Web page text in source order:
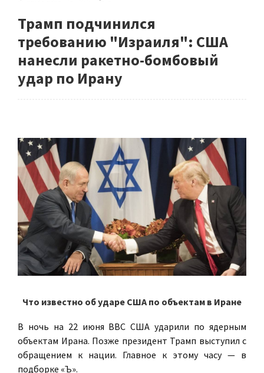
Трамп подчинился
требованию "Израиля": США
нанесли ракетно-бомбовый
удар по Ирану
Что известно об ударе США по объектам в Иране
В ночь на 22 июня ВВС США ударили по ядерным
объектам Ирана. Позже президент Трамп выступил с
обращением к нации. Главное к этому часу — в
подборке «Ъ».